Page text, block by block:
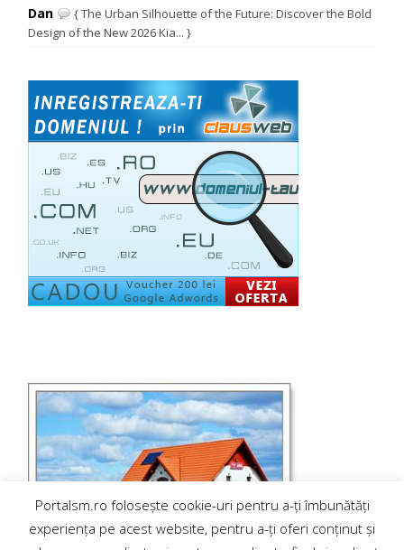
Dan
{ The Urban Silhouette of the Future: Discover the Bold
Design of the New 2026 Kia... }
Portalsm.ro folosește cookie-uri pentru a-ți îmbunătăți
experiența pe acest website, pentru a-ți oferi conținut și